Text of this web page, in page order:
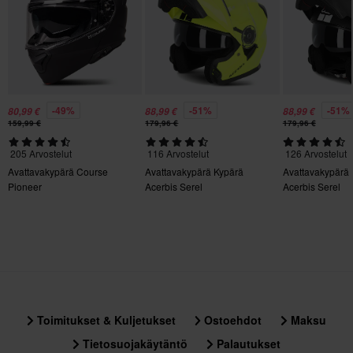
• Automaattinen vetäytyvä mekanismi
• N-Com-yhteensopiva viestintäjärjestelmä
• Ilmanpoistoaukot
• Leuan ilmanotto
• Microlock 2 -kiinnitysjärjestelmä
• Yläosassa kypärälaukku
• Täyttää ECE 22.06 P/J -hyväksynnän vaatimukset
Aurinkovisiiri
Kyllä
Kypärän ominaisuudet
Irrotettava vuori, Kypäräpuhelinvalmius
Väri
Matta Musta
80,99 € -49%
159,99 €
205 Arvostelut
Avattavakypärä Course
Pioneer
88,99 € -51%
179,96 €
116 Arvostelut
Avattavakypärä Kypärä
Acerbis Serel
88,99 € -51%
179,96 €
126 Arvostelut
Avattavakypärä
Acerbis Serel
Toimitukset & Kuljetukset Ostoehdot
Maksu
Tietosuojakäytäntö
Palautukset